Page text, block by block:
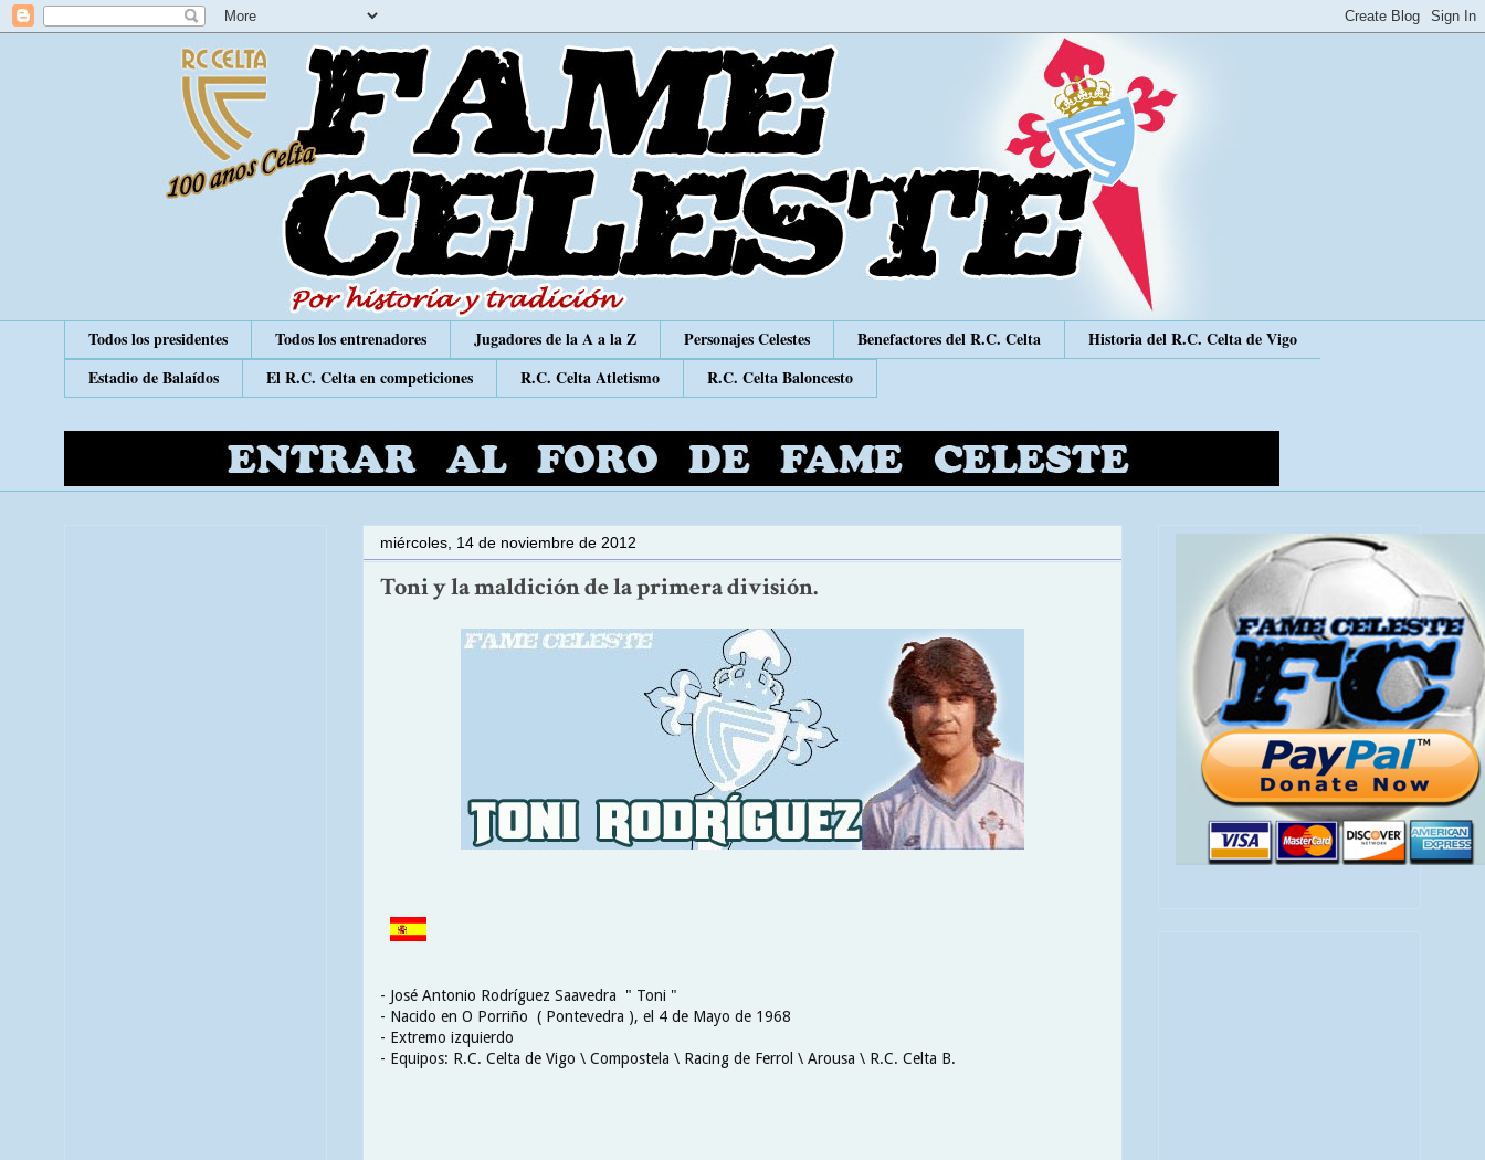
Todos los presidentes Todos los entrenadores Jugadores de la A a la Z Personajes Celestes Benefactores del R.C. Celta
Historia del R.C. Celta de Vigo
Estadio de Balaídos
El R.C. Celta en competiciones R.C. Celta Atletismo R.C. Celta Baloncesto
miércoles, 14 de noviembre de 2012
Toni y la maldición de la primera división.
- José Antonio Rodríguez Saavedra " Toni "
- Nacido en O Porriño ( Pontevedra ), el 4 de Mayo de 1968
- Extremo izquierdo
- Equipos: R.C. Celta de Vigo \ Compostela \ Racing de Ferrol \ Arousa \ R.C. Celta B.